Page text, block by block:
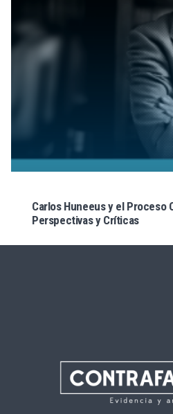
Carlos Huneeus y el Proceso
Perspectivas y Críticas